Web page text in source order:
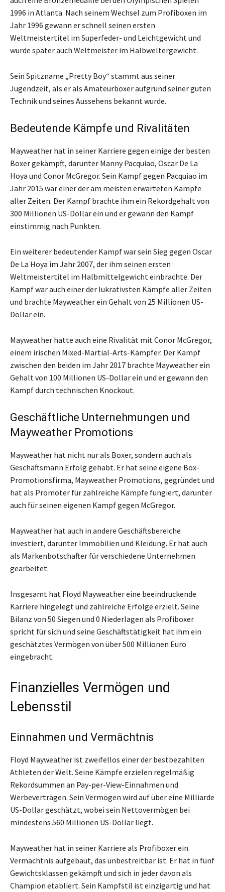
1996 in Atlanta. Nach seinem Wechsel zum Profiboxen im
Jahr 1996 gewann er schnell seinen ersten
Weltmeistertitel im Superfeder- und Leichtgewicht und
wurde später auch Weltmeister im Halbweltergewicht.
Sein Spitzname „Pretty Boy“ stammt aus seiner
Jugendzeit, als er als Amateurboxer aufgrund seiner guten
Technik und seines Aussehens bekannt wurde.
Bedeutende Kämpfe und Rivalitäten
Mayweather hat in seiner Karriere gegen einige der besten
Boxer gekämpft, darunter Manny Pacquiao, Oscar De La
Hoya und Conor McGregor. Sein Kampf gegen Pacquiao im
Jahr 2015 war einer der am meisten erwarteten Kämpfe
aller Zeiten. Der Kampf brachte ihm ein Rekordgehalt von
300 Millionen US-Dollar ein und er gewann den Kampf
einstimmig nach Punkten.
Ein weiterer bedeutender Kampf war sein Sieg gegen Oscar
De La Hoya im Jahr 2007, der ihm seinen ersten
Weltmeistertitel im Halbmittelgewicht einbrachte. Der
Kampf war auch einer der lukrativsten Kämpfe aller Zeiten
und brachte Mayweather ein Gehalt von 25 Millionen US-
Dollar ein.
Mayweather hatte auch eine Rivalität mit Conor McGregor,
einem irischen Mixed-Martial-Arts-Kämpfer. Der Kampf
zwischen den beiden im Jahr 2017 brachte Mayweather ein
Gehalt von 100 Millionen US-Dollar ein und er gewann den
Kampf durch technischen Knockout.
Geschäftliche Unternehmungen und
Mayweather Promotions
Mayweather hat nicht nur als Boxer, sondern auch als
Geschäftsmann Erfolg gehabt. Er hat seine eigene Box-
Promotionsfirma, Mayweather Promotions, gegründet und
hat als Promoter für zahlreiche Kämpfe fungiert, darunter
auch für seinen eigenen Kampf gegen McGregor.
Mayweather hat auch in andere Geschäftsbereiche
investiert, darunter Immobilien und Kleidung. Er hat auch
als Markenbotschafter für verschiedene Unternehmen
gearbeitet.
Insgesamt hat Floyd Mayweather eine beeindruckende
Karriere hingelegt und zahlreiche Erfolge erzielt. Seine
Bilanz von 50 Siegen und 0 Niederlagen als Profiboxer
spricht für sich und seine Geschäftstätigkeit hat ihm ein
geschätztes Vermögen von über 500 Millionen Euro
eingebracht.
Finanzielles Vermögen und
Lebensstil
Einnahmen und Vermächtnis
Floyd Mayweather ist zweifellos einer der bestbezahlten
Athleten der Welt. Seine Kämpfe erzielen regelmäßig
Rekordsummen an Pay-per-View-Einnahmen und
Werbeverträgen. Sein Vermögen wird auf über eine Milliarde
US-Dollar geschätzt, wobei sein Nettovermögen bei
mindestens 560 Millionen US-Dollar liegt.
Mayweather hat in seiner Karriere als Profiboxer ein
Vermächtnis aufgebaut, das unbestreitbar ist. Er hat in fünf
Gewichtsklassen gekämpft und sich in jeder davon als
Champion etabliert. Sein Kampfstil ist einzigartig und hat